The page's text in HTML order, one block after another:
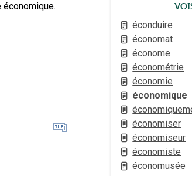
éconduire
économat
économe
économétrie
économie
économique
économiser
économiseur
économiste
économusée